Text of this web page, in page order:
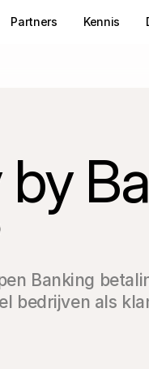
Partners Kennis
by
Banking
bedrijven als